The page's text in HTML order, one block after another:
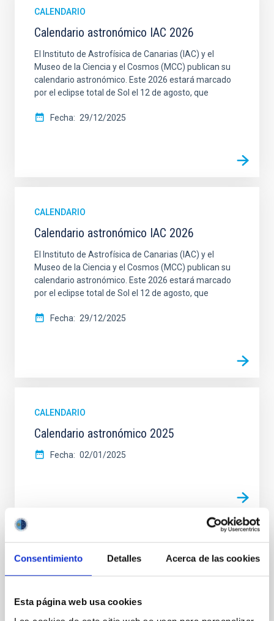
Consentimiento Detalles Acerca de las cookies
Esta página web usa cookies
ORDENAR ORDEN
CALENDARIO
Calendario astronómico IAC 2026
El Instituto de Astrofísica de Canarias (IAC) y el
Museo de la Ciencia y el Cosmos (MCC) publican su
calendario astronómico. Este 2026 estará marcado
por el eclipse total de Sol el 12 de agosto, que
Fecha 29/12/2025
CALENDARIO
Calendario astronómico IAC 2026
El Instituto de Astrofísica de Canarias (IAC) y el
Museo de la Ciencia y el Cosmos (MCC) publican su
calendario astronómico. Este 2026 estará marcado
por el eclipse total de Sol el 12 de agosto, que
Fecha 29/12/2025
CALENDARIO
Calendario astronómico 2025
Fecha 02/01/2025
hojas).